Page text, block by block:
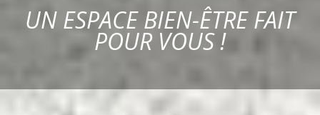
UN ESPACE BIEN-ÊTRE FAIT
POUR VOUS !